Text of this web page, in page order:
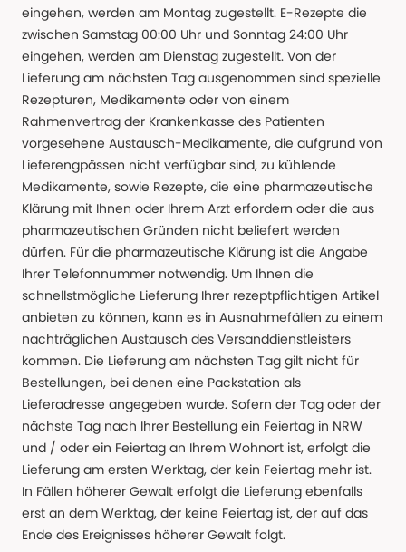
eingehen, werden am Montag zugestellt. E-Rezepte die
zwischen Samstag 00:00 Uhr und Sonntag 24:00 Uhr
eingehen, werden am Dienstag zugestellt. Von der
Lieferung am nächsten Tag ausgenommen sind spezielle
Rezepturen, Medikamente oder von einem
Rahmenvertrag der Krankenkasse des Patienten
vorgesehene Austausch-Medikamente, die aufgrund von
Lieferengpässen nicht verfügbar sind, zu kühlende
Medikamente, sowie Rezepte, die eine pharmazeutische
Klärung mit Ihnen oder Ihrem Arzt erfordern oder die aus
pharmazeutischen Gründen nicht beliefert werden
dürfen. Für die pharmazeutische Klärung ist die Angabe
Ihrer Telefonnummer notwendig. Um Ihnen die
schnellstmögliche Lieferung Ihrer rezeptpflichtigen Artikel
anbieten zu können, kann es in Ausnahmefällen zu einem
nachträglichen Austausch des Versanddienstleisters
kommen. Die Lieferung am nächsten Tag gilt nicht für
Bestellungen, bei denen eine Packstation als
Lieferadresse angegeben wurde. Sofern der Tag oder der
nächste Tag nach Ihrer Bestellung ein Feiertag in NRW
und / oder ein Feiertag an Ihrem Wohnort ist, erfolgt die
Lieferung am ersten Werktag, der kein Feiertag mehr ist.
In Fällen höherer Gewalt erfolgt die Lieferung ebenfalls
erst an dem Werktag, der keine Feiertag ist, der auf das
Ende des Ereignisses höherer Gewalt folgt.